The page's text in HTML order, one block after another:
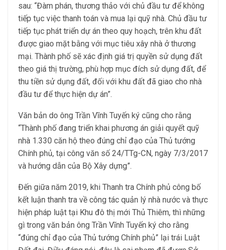
sau: “Đàm phán, thương thảo với chủ đầu tư để không
tiếp tục việc thanh toán và mua lại quỹ nhà. Chủ đầu tư
tiếp tục phát triển dự án theo quy hoạch, trên khu đất
được giao mặt bằng với mục tiêu xây nhà ở thương
mại. Thành phố sẽ xác định giá trị quyền sử dụng đất
theo giá thị trường, phù hợp mục đích sử dụng đất, để
thu tiền sử dụng đất, đối với khu đất đã giao cho nhà
đầu tư để thực hiện dự án”.
Văn bản do ông Trần Vĩnh Tuyến ký cũng cho rằng
“Thành phố đang triển khai phương án giải quyết quỹ
nhà 1.330 căn hộ theo đúng chỉ đạo của Thủ tướng
Chính phủ, tại công văn số 24/TTg-CN, ngày 7/3/2017
và hướng dẫn của Bộ Xây dựng”.
Đến giữa năm 2019, khi Thanh tra Chính phủ công bố
kết luận thanh tra về công tác quản lý nhà nước và thực
hiện pháp luật tại Khu đô thị mới Thủ Thiêm, thì những
gì trong văn bản ông Trần Vĩnh Tuyến ký cho rằng
“đúng chỉ đạo của Thủ tướng Chính phủ” lại trái Luật